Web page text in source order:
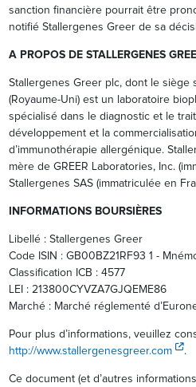
sanction financière pourrait être
notifié Stallergenes Greer de sa
A PROPOS DE STALLERGENES
Stallergenes Greer plc, dont le siège
(Royaume-Uni) est un laboratoire
spécialisé dans le diagnostic et le
développement et la
d’immunothérapie allergénique.
mère de GREER Laboratories, Inc.
Stallergenes SAS (immatriculée en
INFORMATIONS BOURSIÈRES
Libellé : Stallergenes Greer
Code ISIN : GB00BZ21RF93 1 -
Classification ICB : 4577
LEI : 213800CYVZA7GJQEME86
Marché : Marché réglementé
Pour plus d’informations, veuillez
http://www.stallergenesgreer.com
.
Ce document (et d’autres